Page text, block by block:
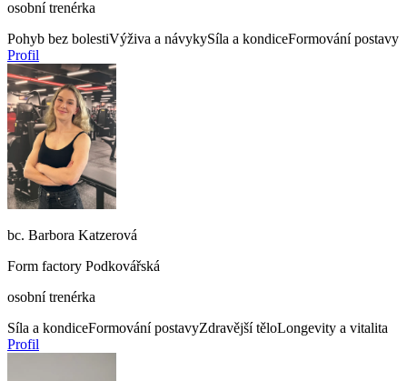
osobní trenérka
Pohyb bez bolestiVýživa a návykySíla a kondiceFormování postavy
Profil
bc. Barbora Katzerová
Form factory Podkovářská
osobní trenérka
Síla a kondiceFormování postavyZdravější těloLongevity a vitalita
Profil